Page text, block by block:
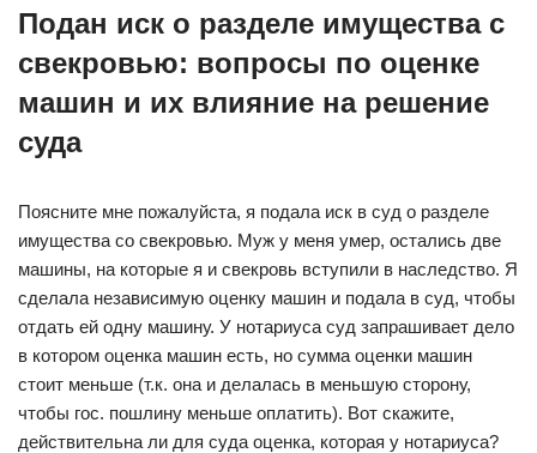
Подан иск о разделе имущества с
свекровью: вопросы по оценке
машин и их влияние на решение
суда
Поясните мне пожалуйста, я подала иск в суд о разделе
имущества со свекровью. Муж у меня умер, остались две
машины, на которые я и свекровь вступили в наследство. Я
сделала независимую оценку машин и подала в суд, чтобы
отдать ей одну машину. У нотариуса суд запрашивает дело
в котором оценка машин есть, но сумма оценки машин
стоит меньше (т.к. она и делалась в меньшую сторону,
чтобы гос. пошлину меньше оплатить). Вот скажите,
действительна ли для суда оценка, которая у нотариуса?